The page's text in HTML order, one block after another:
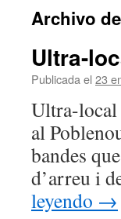
Archivo
Ultra-
Publicada el 23
Ultra-local
al
bandes
d’arreu i
leyendo →